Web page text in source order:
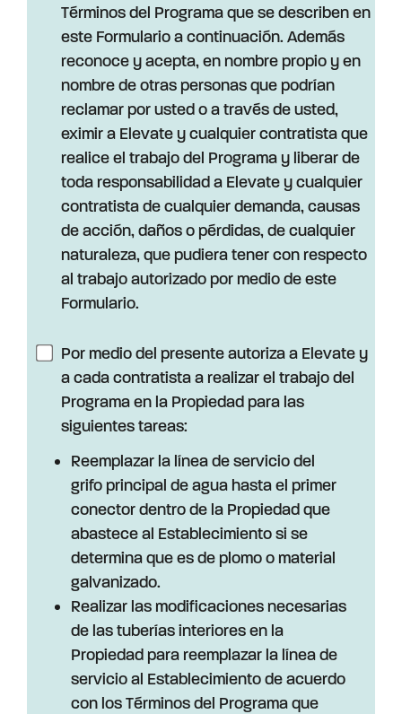
Términos del Programa que se describen en
este Formulario a continuación. Además
reconoce y acepta, en nombre propio y en
nombre de otras personas que podrían
reclamar por usted o a través de usted,
eximir a Elevate y cualquier contratista que
realice el trabajo del Programa y liberar de
toda responsabilidad a Elevate y cualquier
contratista de cualquier demanda, causas
de acción, daños o pérdidas, de cualquier
naturaleza, que pudiera tener con respecto
al trabajo autorizado por medio de este
Formulario.
Por medio del presente autoriza a Elevate y
a cada contratista a realizar el trabajo del
Programa en la Propiedad para las
siguientes tareas:
Reemplazar la línea de servicio del
grifo principal de agua hasta el primer
conector dentro de la Propiedad que
abastece al Establecimiento si se
determina que es de plomo o material
galvanizado.
Realizar las modificaciones necesarias
de las tuberías interiores en la
Propiedad para reemplazar la línea de
servicio al Establecimiento de acuerdo
con los Términos del Programa que